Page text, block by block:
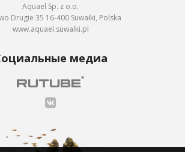
Aquael Sp. z o.o.
Drugie 35 16-400 Suwałki, Polska
www.aquael.suwalki.pl
медиа